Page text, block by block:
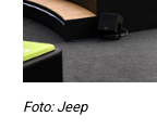
Foto: Jeep